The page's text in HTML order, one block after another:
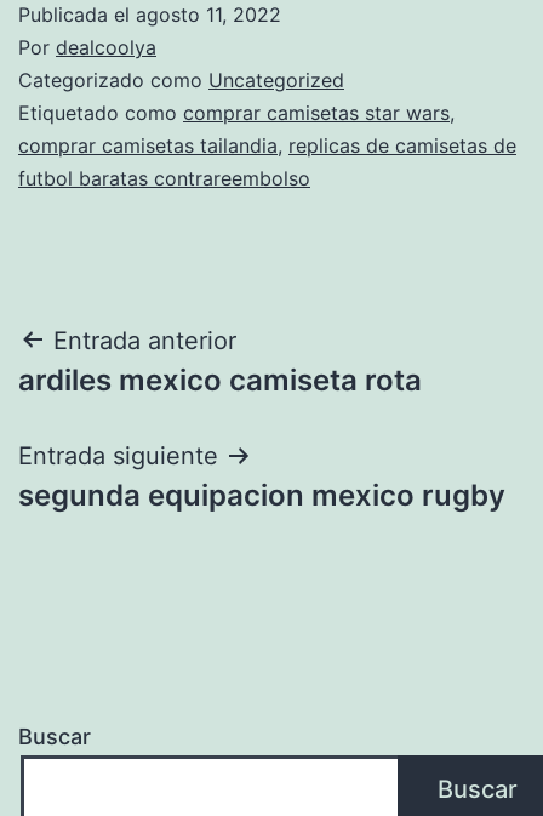
Publicada el agosto 11, 2022
Por dealcoolya
Categorizado como Uncategorized
Etiquetado como comprar camisetas star wars,
comprar camisetas tailandia, replicas de camisetas de
futbol baratas contrareembolso
Navegación
de
entradas
Entrada anterior
ardiles mexico camiseta rota
Entrada siguiente
segunda equipacion mexico rugby
Buscar
Buscar